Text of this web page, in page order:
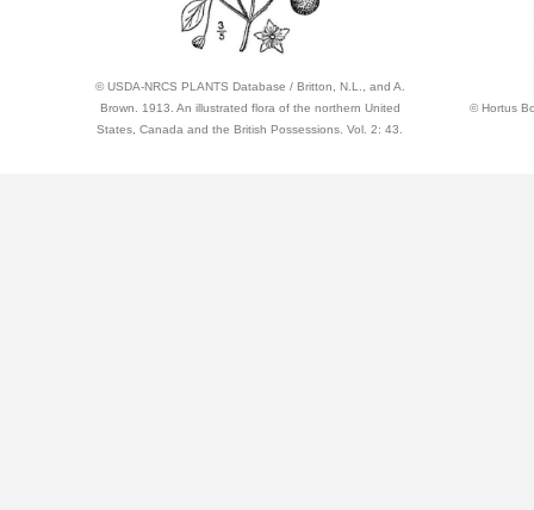
© USDA-NRCS PLANTS Database / Britton, N.L., and A.
Brown. 1913. An illustrated flora of the northern United
States, Canada and the British Possessions. Vol. 2: 43.
© Hortus